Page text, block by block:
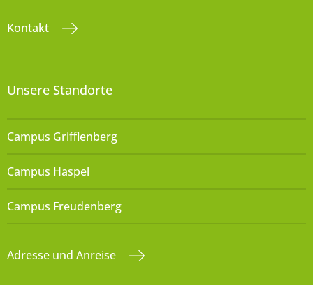
Kontakt
Unsere Standorte
Campus Grifflenberg
Campus Haspel
Campus Freudenberg
Adresse und Anreise